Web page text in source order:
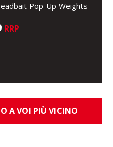
Pop-Up Weights
RRP
A VOI PIÙ VICINO